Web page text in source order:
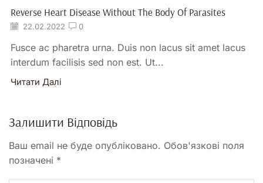
Reverse Heart Disease Without The Body Of Parasites
22.02.2022 0
Fusce ac pharetra urna. Duis non lacus sit amet lacus
interdum facilisis sed non est. Ut...
Читати Далі
Залишити Відповідь
Ваш email не буде опубліковано. Обов'язкові поля
позначені *